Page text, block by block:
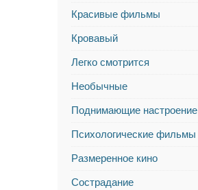
Красивые фильмы
Кровавый
Легко смотрится
Необычные
Поднимающие настроение
Психологические фильмы
Размеренное кино
Сострадание